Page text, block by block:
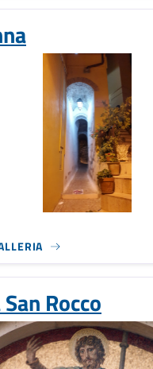
Rocco